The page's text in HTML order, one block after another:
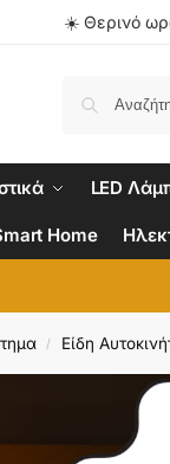
☀️ Θερινό
LED
Home
/ Είδη